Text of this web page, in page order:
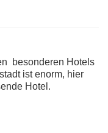
besonderen Hotels
ist enorm, hier
Hotel.